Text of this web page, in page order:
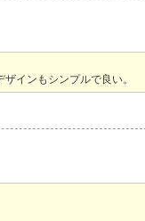
インもシンプルで良い。